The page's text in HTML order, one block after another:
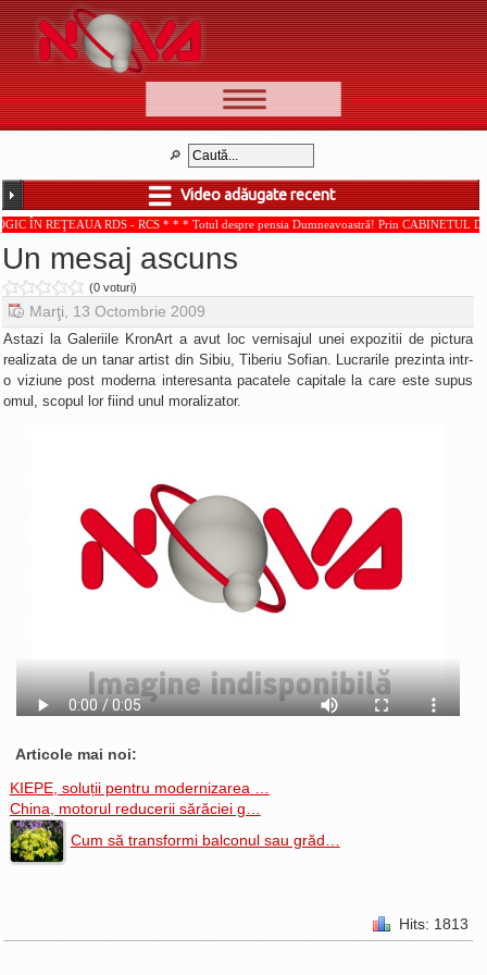
📰 Ştiri
🆕 Cele mai noi
Ştirile Nova TV
Poveşti din Braşov
Punct şi de la capăt
Faţă în faţă
Punctul pe I
BV-01-ADE
Subiecte grele
Dialoguri cu Ghişe
Zona Neutră
Contact
Video adăugate recent
REŢEAUA RDS - RCS * * * Totul despre pensia Dumneavoastră! Prin CABINETUL
Un mesaj ascuns
(0 voturi)
Marţi, 13 Octombrie 2009
Astazi la Galeriile KronArt a avut loc vernisajul unei expozitii de pictura
realizata de un tanar artist din Sibiu, Tiberiu Sofian. Lucrarile prezinta intr-
o viziune post moderna interesanta pacatele capitale la care este supus
omul, scopul lor fiind unul moralizator.
Articole mai noi:
KIEPE, soluții pentru modernizarea …
China, motorul reducerii sărăciei g…
Cum să transformi balconul sau grăd…
Hits: 1813